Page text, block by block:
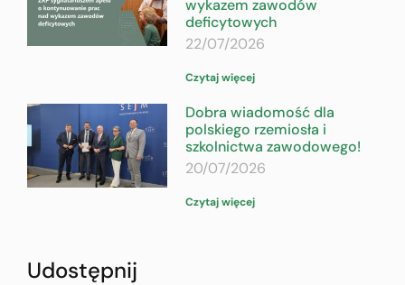
wykazem zawodów
deficytowych
22/07/2026
Czytaj więcej
Dobra wiadomość dla
polskiego rzemiosła i
szkolnictwa zawodowego!
20/07/2026
Czytaj więcej
Udostępnij